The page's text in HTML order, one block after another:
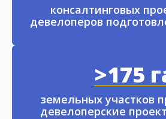
консалтинговых
девелоперов
>175
земельных участков
девелоперские